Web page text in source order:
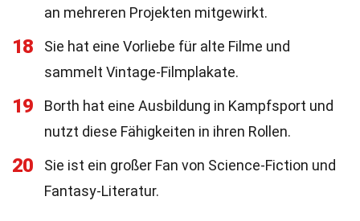
an mehreren Projekten mitgewirkt.
18
Sie hat eine Vorliebe für alte Filme und
sammelt Vintage-Filmplakate.
19
Borth hat eine Ausbildung in Kampfsport und
nutzt diese Fähigkeiten in ihren Rollen.
20
Sie ist ein großer Fan von Science-Fiction und
Fantasy-Literatur.